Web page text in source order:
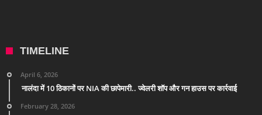
TIMELINE
April 6, 2026
नालंदा में 10 ठिकानों पर NIA की छापेमारी.. ज्वेलरी शॉप और गन हाउस पर कार्रवाई
February 28, 2026